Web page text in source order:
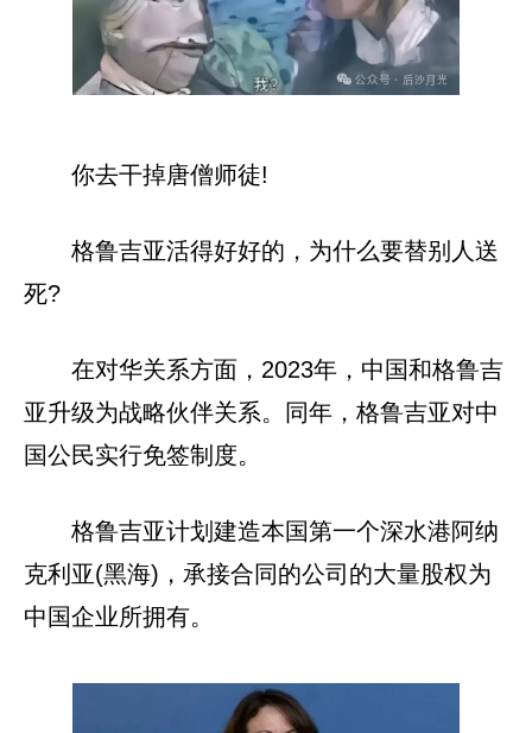
你去干掉唐僧师徒!
格鲁吉亚活得好好的，为什么要替别人送
死?
在对华关系方面，2023年，中国和格鲁吉
亚升级为战略伙伴关系。同年，格鲁吉亚对中
国公民实行免签制度。
格鲁吉亚计划建造本国第一个深水港阿纳
克利亚(黑海)，承接合同的公司的大量股权为
中国企业所拥有。